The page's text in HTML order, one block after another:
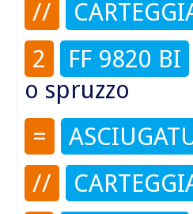
//
2
FF 9820 BI
o spruzzo
=
//